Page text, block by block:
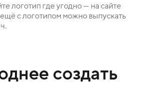
логотип где угодно — на сайте
с логотипом можно выпускать
создать